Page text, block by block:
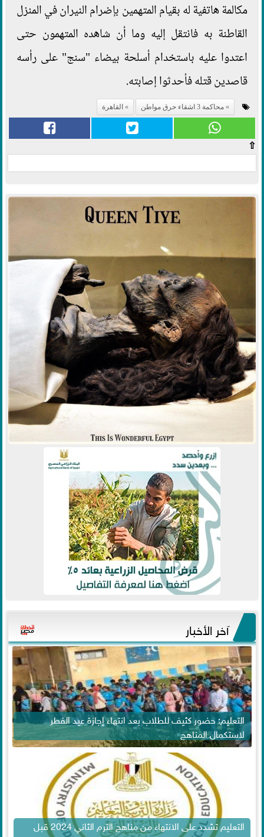
مكالمة هاتفية له بقيام المتهمين بإضرام النيران في المنزل
القاطنة به فانتقل إليه وما أن شاهده المتهمون حتى
اعتدوا عليه باستخدام أسلحة بيضاء "سنج" على رأسه
قاصدين قتله فأحدثوا إصابته.
محاكمة 3 اشقاء حرق مواطن القاهرة
⇧
آخر الأخبار
التعليم: حضور كثيف للطلاب بعد انتهاء إجازة عيد الفطر
لاستكمال المناهج
التعليم تشدد على الانتهاء من مناهج الترم الثاني 2024 قبل